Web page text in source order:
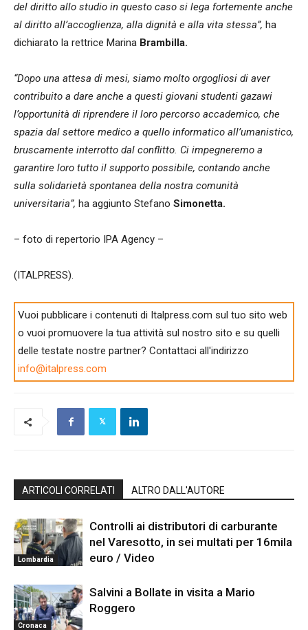
del diritto allo studio in questo caso si lega fortemente anche
al diritto all’accoglienza, alla dignità e alla vita stessa”, ha
dichiarato la rettrice Marina Brambilla.
“Dopo una attesa di mesi, siamo molto orgogliosi di aver
contribuito a dare anche a questi giovani studenti gazawi
l’opportunità di riprendere il loro percorso accademico, che
spazia dal settore medico a quello informatico all’umanistico,
bruscamente interrotto dal conflitto. Ci impegneremo a
garantire loro tutto il supporto possibile, contando anche
sulla solidarietà spontanea della nostra comunità
universitaria”, ha aggiunto Stefano Simonetta.
– foto di repertorio IPA Agency –
(ITALPRESS).
Vuoi pubblicare i contenuti di Italpress.com sul tuo sito web
o vuoi promuovere la tua attività sul nostro sito e su quelli
delle testate nostre partner? Contattaci all'indirizzo
info@italpress.com
ARTICOLI CORRELATI ALTRO DALL'AUTORE
Lombardia
Controlli ai distributori di carburante
nel Varesotto, in sei multati per 16mila
euro / Video
Cronaca
Salvini a Bollate in visita a Mario
Roggero